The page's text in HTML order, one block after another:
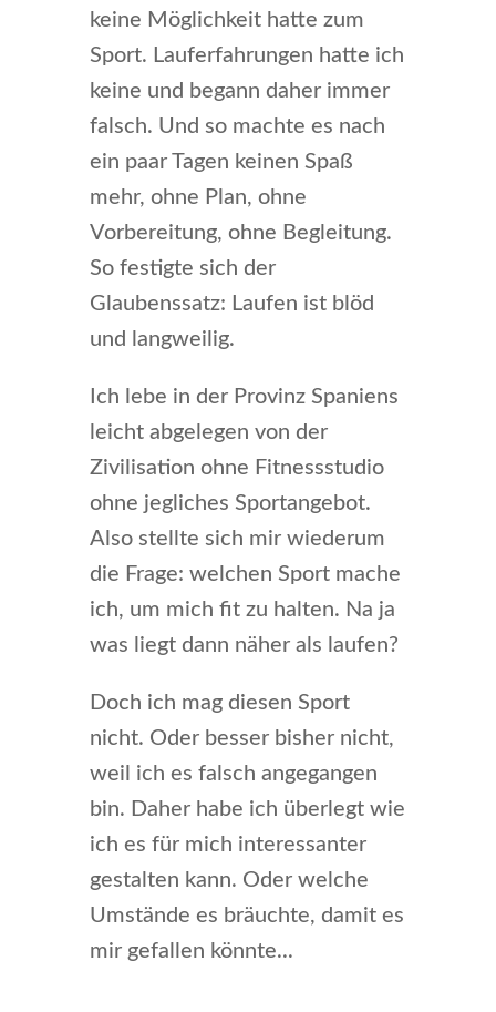
keine Möglichkeit hatte zum
Sport. Lauferfahrungen hatte ich
keine und begann daher immer
falsch. Und so machte es nach
ein paar Tagen keinen Spaß
mehr, ohne Plan, ohne
Vorbereitung, ohne Begleitung.
So festigte sich der
Glaubenssatz: Laufen ist blöd
und langweilig.
Ich lebe in der Provinz Spaniens
leicht abgelegen von der
Zivilisation ohne Fitnessstudio
ohne jegliches Sportangebot.
Also stellte sich mir wiederum
die Frage: welchen Sport mache
ich, um mich fit zu halten. Na ja
was liegt dann näher als laufen?
Doch ich mag diesen Sport
nicht. Oder besser bisher nicht,
weil ich es falsch angegangen
bin. Daher habe ich überlegt wie
ich es für mich interessanter
gestalten kann. Oder welche
Umstände es bräuchte, damit es
mir gefallen könnte...